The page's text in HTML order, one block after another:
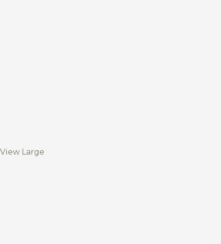
View Large